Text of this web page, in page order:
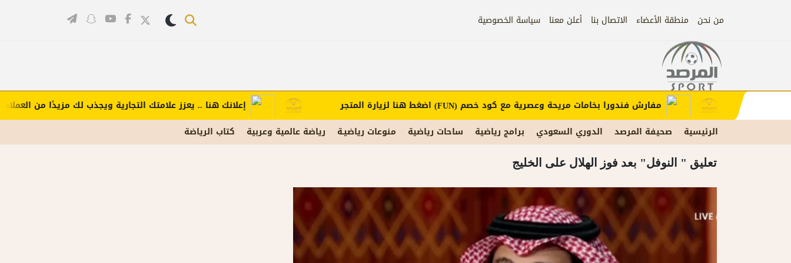
من نحن منطقة الأعضاء الاتصال بنا أعلن معنا سياسة الخصوصية
الرئيسية صحيفة المرصد الدوري السعودي برامج رياضية ساحات رياضية منوعات رياضيـة رياضة عالمية وعربية كتاب الرياضة
إعلانك هنا .. يعزز علامتك التجارية ويجذب لك مزيدًا من العملاء مفارش فندورا بخامات مريحة وعصرية مع كود خصم (FUN)اضغط هنا لزيارة المتجر
تعليق " النوفل" بعد فوز الهلال على الخليج